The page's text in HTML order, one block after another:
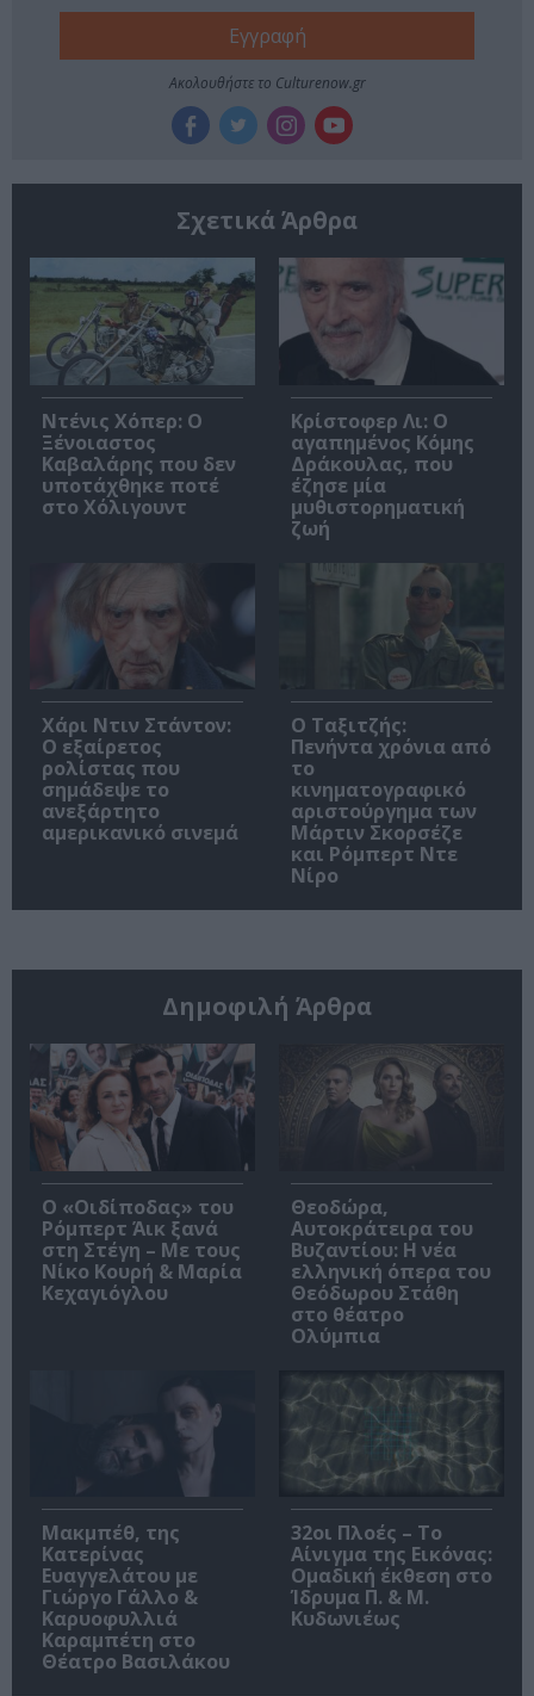
Ακολουθήστε το Culturenow.gr
Σχετικά Άρθρα
Ντένις Χόπερ: Ο
Ξένοιαστος
Καβαλάρης που δεν
υποτάχθηκε ποτέ
στο Χόλιγουντ
Κρίστοφερ Λι: Ο
αγαπημένος Κόμης
Δράκουλας, που
έζησε μία
μυθιστορηματική
ζωή
Χάρι Ντιν Στάντον:
Ο εξαίρετος
ρολίστας που
σημάδεψε το
ανεξάρτητο
αμερικανικό σινεμά
Ο Ταξιτζής:
Πενήντα χρόνια από
το
κινηματογραφικό
αριστούργημα των
Μάρτιν Σκορσέζε
και Ρόμπερτ Ντε
Νίρο
Δημοφιλή Άρθρα
O «Οιδίποδας» του
Ρόμπερτ Άικ ξανά
στη Στέγη – Με τους
Νίκο Κουρή & Μαρία
Κεχαγιόγλου
Θεοδώρα,
Αυτοκράτειρα του
Βυζαντίου: Η νέα
ελληνική όπερα του
Θεόδωρου Στάθη
στο θέατρο
Ολύμπια
Μακμπέθ, της
Κατερίνας
Ευαγγελάτου με
Γιώργο Γάλλο &
Καρυοφυλλιά
Καραμπέτη στο
Θέατρο Βασιλάκου
32οι Πλοές – Το
Αίνιγμα της Εικόνας:
Ομαδική έκθεση στο
Ίδρυμα Π. & Μ.
Κυδωνιέως